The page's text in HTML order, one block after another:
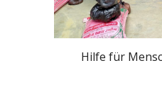
Hilfe für